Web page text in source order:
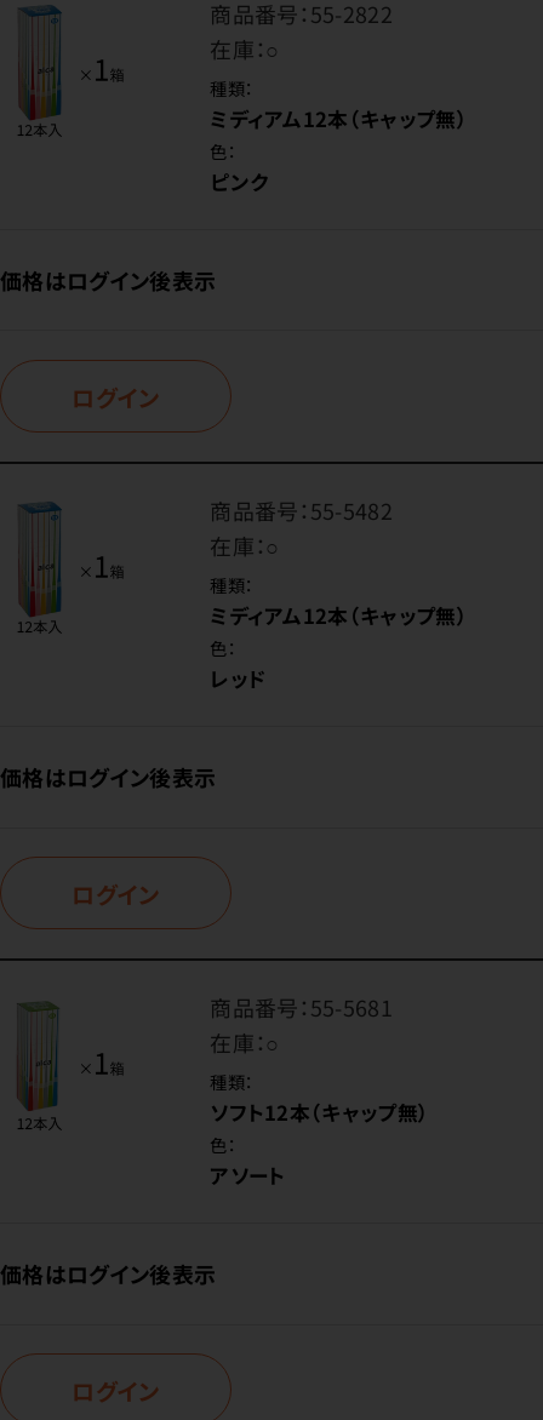
商品番号：55-2822
在庫：○
種類：
ミディアム12本（キャップ無）
色：
ピンク
価格はログイン後表示
ログイン
商品番号：55-5482
在庫：○
種類：
ミディアム12本（キャップ無）
色：
レッド
価格はログイン後表示
ログイン
商品番号：55-5681
在庫：○
種類：
ソフト12本（キャップ無）
色：
アソート
価格はログイン後表示
ログイン